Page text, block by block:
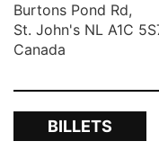
Burtons Pond Rd,
St. John's NL A1C
Canada
BILLETS